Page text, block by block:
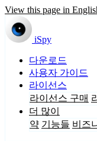
View this page in
iSpy
다운로드
사용자 가이드
라이선스
라이선스 구매
더 많이
약 기능들 비즈